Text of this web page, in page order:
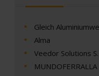
Gleich
Alma
Veedor Solutions
MUNDOFERRALLA